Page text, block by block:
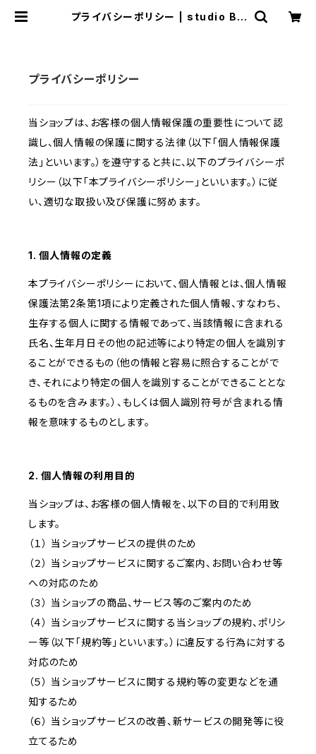
プライバシーポリシー | studio BR
プライバシーポリシー
当ショップは、お客様の個人情報保護の重要性について認
識し、個人情報の保護に関する法律（以下「個人情報保護
法」といいます。）を遵守すると共に、以下のプライバシーポ
リシー（以下「本プライバシーポリシー」といいます。）に従
い、適切な取扱い及び保護に努めます。
1. 個人情報の定義
本プライバシーポリシーにおいて、個人情報とは、個人情報
保護法第2条第1項により定義された個人情報、すなわち、
生存する個人に関する情報であって、当該情報に含まれる
氏名、生年月日その他の記述等により特定の個人を識別す
ることができるもの（他の情報と容易に照合することがで
き、それにより特定の個人を識別することができることとな
るものを含みます。）、もしくは個人識別符号が含まれる情
報を意味するものとします。
2. 個人情報の利用目的
当ショップは、お客様の個人情報を、以下の目的で利用致
します。
（１） 当ショップサービスの提供のため
（２） 当ショップサービスに関するご案内、お問い合わせ等
への対応のため
（３） 当ショップの商品、サービス等のご案内のため
（４） 当ショップサービスに関する当ショップの規約、ポリシ
ー等（以下「規約等」といいます。）に違反する行為に対する
対応のため
（５） 当ショップサービスに関する規約等の変更などを通
知するため
（６） 当ショップサービスの改善、新サービスの開発等に役
立てるため